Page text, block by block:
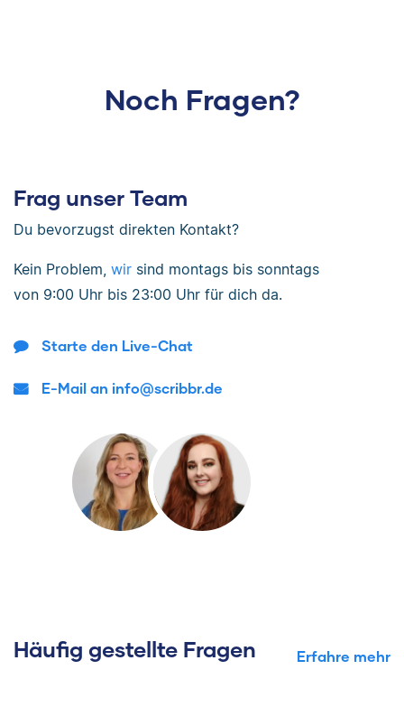
Noch Fragen?
Frag unser Team
Du bevorzugst direkten Kontakt?
Kein Problem, wir sind montags bis sonntags
von 9:00 Uhr bis 23:00 Uhr für dich da.
Starte den Live-Chat
E-Mail an info@scribbr.de
Häufig gestellte Fragen Erfahre mehr